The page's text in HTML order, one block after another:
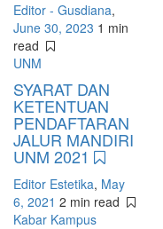
Editor - Gusdiana,
June 30, 2023 1 min
read
UNM
SYARAT DAN
KETENTUAN
PENDAFTARAN
JALUR MANDIRI
UNM 2021
Editor Estetika, May
6, 2021 2 min read
Kabar Kampus